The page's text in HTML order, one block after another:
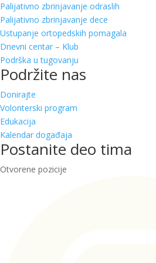
Palijativno zbrinjavanje odraslih
Palijativno zbrinjavanje dece
Ustupanje ortopedskih pomagala
Dnevni centar – Klub
Podrška u tugovanju
Podržite nas
Donirajte
Volonterski program
Edukacija
Kalendar događaja
Postanite deo tima
Otvorene pozicije